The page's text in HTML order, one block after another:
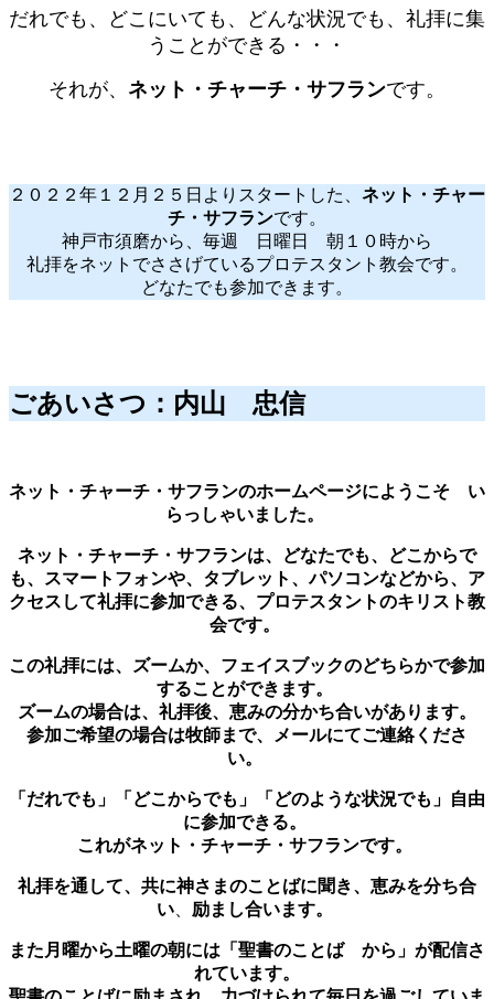
だれでも、どこにいても、どんな状況でも、礼拝に集
うことができる・・・
それが、 ネット・チャーチ・サフランです。
２０２２年１２月２５日よりスタートした、 ネット・チャー
チ・サフランです。
神戸市須磨から、毎週 日曜日 朝１０時から
礼拝をネットでささげているプロテスタント教会です。
どなたでも参加できます。
ごあいさつ：内山 忠信
ネット・チャーチ・サフランのホームページにようこそ い
らっしゃいました。
ネット・チャーチ・サフランは、どなたでも、どこからで
も、スマートフォンや、タブレット、パソコンなどから、ア
クセスして礼拝に参加できる、プロテスタントのキリスト教
会です。
この礼拝には、ズームか、フェイスブックのどちらかで参加
することができます。
ズームの場合は、礼拝後、恵みの分かち合いがあります。
参加ご希望の場合は牧師まで、メールにてご連絡くださ
い。
「だれでも」「どこからでも」「どのような状況でも」自由
に参加できる。
これがネット・チャーチ・サフランです。
礼拝を通して、共に神さまのことばに聞き、恵みを分ち合
い
励まし合います。
また月曜から土曜の朝には「聖書のことば から」が配信さ
れています。